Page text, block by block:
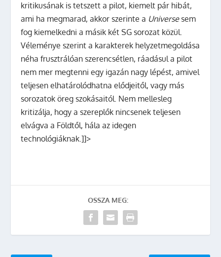
kritikusának is tetszett a pilot, kiemelt pár hibát,
ami ha megmarad, akkor szerinte a Universesem
fog kiemelkedni a másik két SG sorozat közül.
Véleménye szerint a karakterek helyzetmegoldása
néha frusztrálóan szerencsétlen, ráadásul a pilot
nem mer megtenni egy igazán nagy lépést, amivel
teljesen elhatárolódhatna elődjeitől, vagy más
sorozatok öreg szokásaitól. Nem mellesleg
kritizálja, hogy a szereplők nincsenek teljesen
elvágva a Földtől, hála az idegen
technológiáknak.]]>
OSSZA MEG: